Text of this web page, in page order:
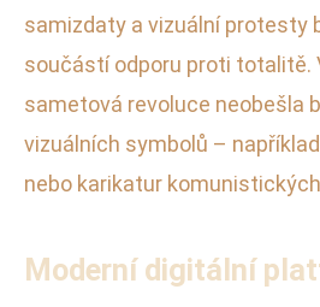
samizdaty a vizuální protesty
součástí odporu proti totalitě.
sametová revoluce neobešla
vizuálních symbolů –
nebo karikatur
Moderní digitální